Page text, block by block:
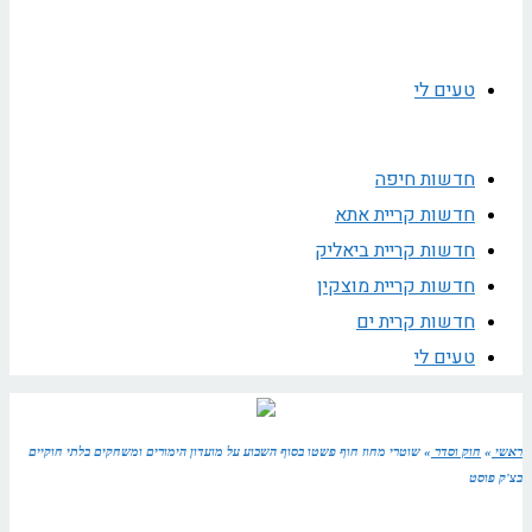
טעים לי
חדשות חיפה
חדשות קריית אתא
חדשות קריית ביאליק
חדשות קריית מוצקין
חדשות קרית ים
טעים לי
ראשי » חוק וסדר » שוטרי מחוז חוף פשטו בסוף השבוע על מועדון הימורים ומשחקים בלתי חוקיים
בצ'ק פוסט